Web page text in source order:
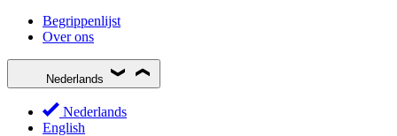
Begrippenlijst
Over ons
Nederlands
Nederlands
English